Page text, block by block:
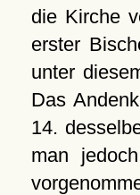
die Kirche
erster
unter
Das
14.
man